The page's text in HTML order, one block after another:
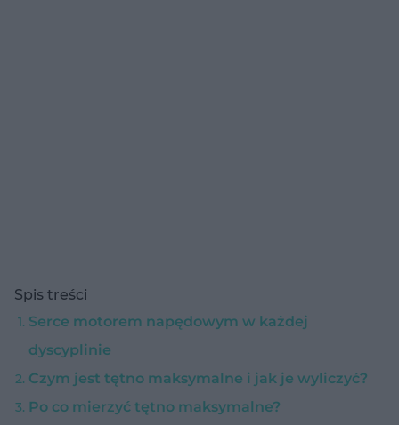
Spis treści
Serce motorem napędowym w każdej
dyscyplinie
Czym jest tętno maksymalne i jak je wyliczyć?
Po co mierzyć tętno maksymalne?